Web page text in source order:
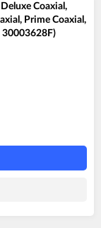
Coaxial,
Prime Coaxial,
30003628F)